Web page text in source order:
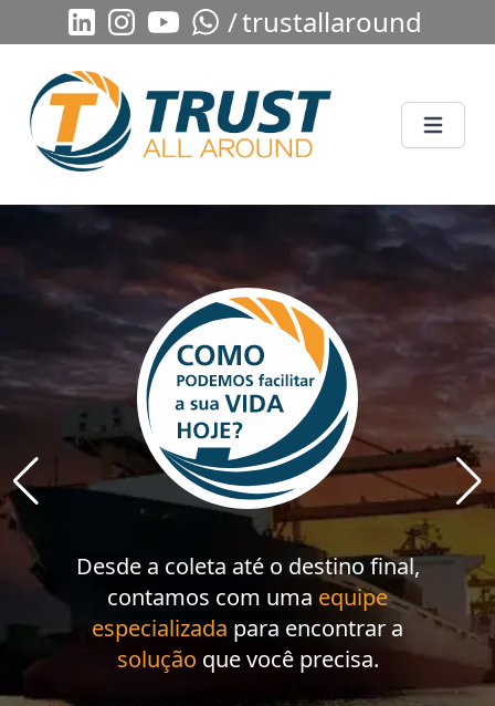
/trustallaround
Desde a coleta até o destino final,
contamos com uma equipe
especializada para encontrar a
solução que você precisa.